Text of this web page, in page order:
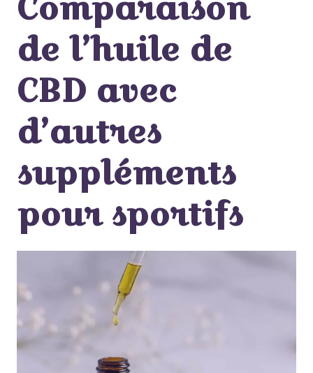
de l’huile de
CBD avec
d’autres
suppléments
pour sportifs